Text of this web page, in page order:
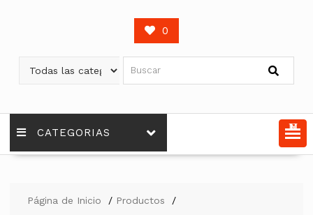
0
CATEGORIAS MENU
Página de Inicio
Productos